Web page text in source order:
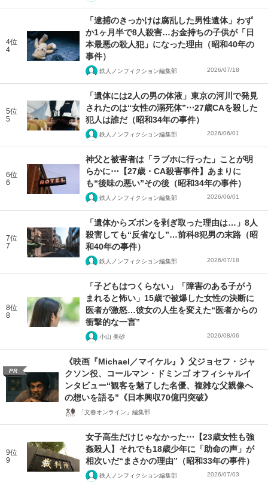
4位
4
「逮捕のきっかけは腐乱した男性遺体」わず
か1ヶ月半で8人殺害…お金持ちの子供が「日
本最悪の殺人犯」になった理由（昭和40年の
事件）
鉄人ノンフィクション編集部 2026/07/18
5位
5
「遺体には2人の男の体液」東京の河川で発見
されたのは“女性の溺死体”⋯27歳CAを殺した
犯人は誰だ（昭和34年の事件）
鉄人ノンフィクション編集部 2026/06/01
6位
6
神父と被害者は「ラブホに行った」ことが明
らかに⋯【27歳・CA殺害事件】あまりに
も“後味の悪い”その後（昭和34年の事件）
鉄人ノンフィクション編集部 2026/06/01
7位
7
「遺体からズボンを剥ぎ取った理由は…」8人
殺害しても“反省なし”…前科8犯男の末路（昭
和40年の事件）
鉄人ノンフィクション編集部 2026/07/18
8位
8
「子どもはつくらない」「障害のある子がう
まれると怖い」15歳で被爆した女性の決断に
医者が激怒…彼女の人生を変えた“医者からの
衝撃的な一言”
小山 美砂 2026/08/06
PR
《映画『Michael／マイケル』》父ジョセフ・ジャ
クソン役、コールマン・ドミンゴ オフィシャルイ
ンタビュー“観客を魅了した名優、複雑な父親像へ
の想いを語る”《日本興収70億円突破》
「文春オンライン」編集部
9位
9
女子高生だけじゃなかった⋯【23歳女性も強
姦殺人】それでも18歳少年に「助命の声」が
相次いだ“まさかの理由”（昭和33年の事件）
鉄人ノンフィクション編集部 2026/07/03